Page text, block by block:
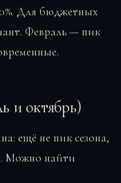
Для бюджетных
Февраль — пик
и октябрь)
ещё не пик сезона,
Можно найти